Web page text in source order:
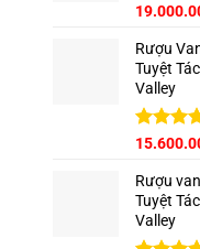
Giá
là:
Rượu
Tuyệt
Valley
Được
5 sao
Rượu
Tuyệt
Valley